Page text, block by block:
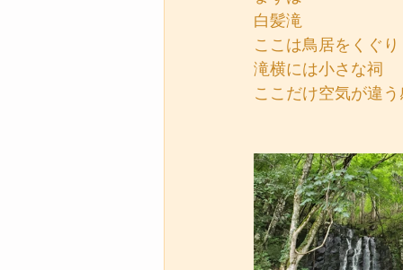
白髪滝
ここは鳥居をくぐり
滝横には小さな祠
ここだけ空気が違